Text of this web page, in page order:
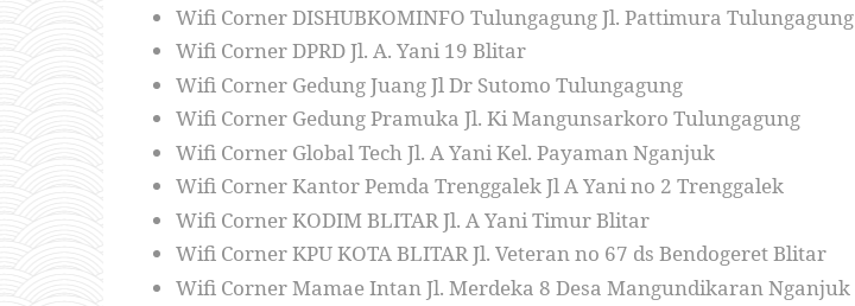
Wifi Corner DISHUBKOMINFO Tulungagung Jl. Pattimura Tulungagung
Wifi Corner DPRD Jl. A. Yani 19 Blitar
Wifi Corner Gedung Juang Jl Dr Sutomo Tulungagung
Wifi Corner Gedung Pramuka Jl. Ki Mangunsarkoro Tulungagung
Wifi Corner Global Tech Jl. A Yani Kel. Payaman Nganjuk
Wifi Corner Kantor Pemda Trenggalek Jl A Yani no 2 Trenggalek
Wifi Corner KODIM BLITAR Jl. A Yani Timur Blitar
Wifi Corner KPU KOTA BLITAR Jl. Veteran no 67 ds Bendogeret Blitar
Wifi Corner Mamae Intan Jl. Merdeka 8 Desa Mangundikaran Nganjuk